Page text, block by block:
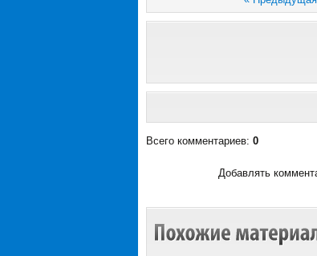
Всего комментариев: 0
Добавлять